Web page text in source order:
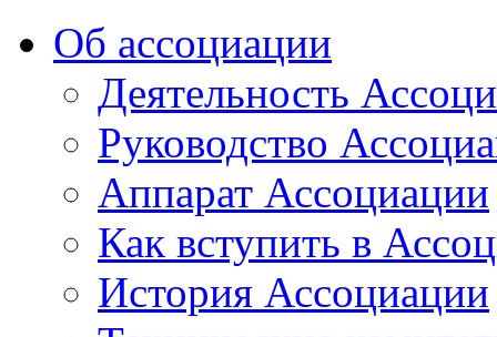
Об ассоциации
Деятельность
Руководство
Аппарат Ассоциации
Как вступить в
История Ассоциации